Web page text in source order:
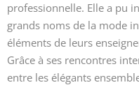
professionnelle. Elle a pu
grands noms de la mode
éléments de leurs
Grâce à ses rencontres
entre les élégants